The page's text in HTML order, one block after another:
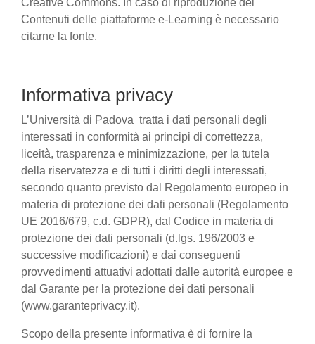
Creative Commons. In caso di riproduzione dei
Contenuti delle piattaforme e-Learning è necessario
citarne la fonte.
Informativa privacy
L’Università di Padova tratta i dati personali degli
interessati in conformità ai principi di correttezza,
liceità, trasparenza e minimizzazione, per la tutela
della riservatezza e di tutti i diritti degli interessati,
secondo quanto previsto dal Regolamento europeo in
materia di protezione dei dati personali (Regolamento
UE 2016/679, c.d. GDPR), dal Codice in materia di
protezione dei dati personali (d.lgs. 196/2003 e
successive modificazioni) e dai conseguenti
provvedimenti attuativi adottati dalle autorità europee e
dal Garante per la protezione dei dati personali
(www.garanteprivacy.it).
Scopo della presente informativa è di fornire la